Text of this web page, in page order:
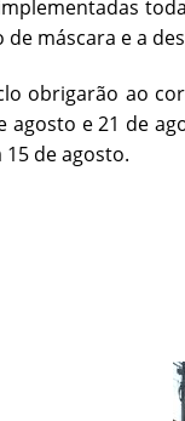
máscara e a
obrigarão ao
e 21 de
de agosto.